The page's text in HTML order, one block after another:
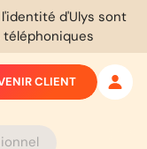
d'Ulys sont
téléphoniques
CLIENT